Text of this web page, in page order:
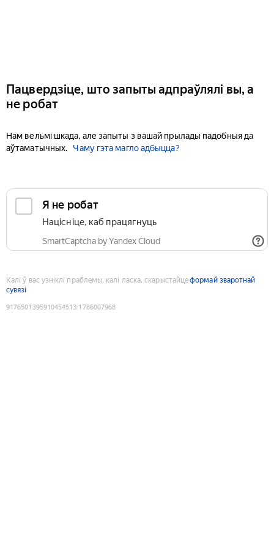
Пацвердзіце, што запыты адпраўлялі вы, а
не робат
Нам вельмі шкада, але запыты з вашай прылады падобныя да
аўтаматычных.
Чаму гэта магло адбыцца?
Я не робат
Націсніце, каб працягнуць
SmartCaptcha by Yandex Cloud
Калі ў вас узніклі праблемы, калі ласка, скарыстайцеформай зваротнай
сувязі
9176501395910454513:1786007968